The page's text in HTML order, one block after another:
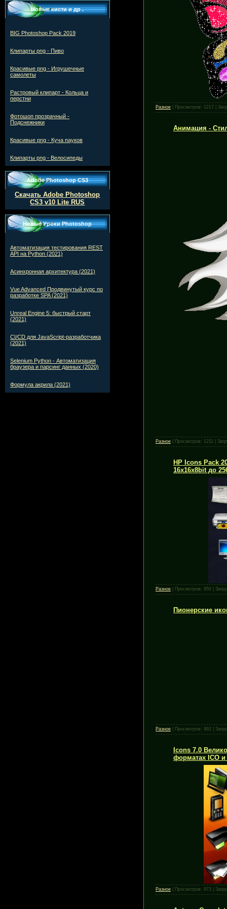
Новые кисти и др .
BIG Photoshop Pack 2019
Клипарты png - Пиво
Красивые png - Игрушечные
самолеты
Растровый клипарт - Кольца и
перстни
Фотошоп прозрачный -
Подснежники
Красивые png - Куча пауков
Клипарты png - Велосипеды
Adobe Photoshop CS3
Скачать Adobe Photoshop
CS3 v10 Lite RUS
Новые Уроки Photoshop
Автоматизация тестирования REST
API на Python (2021)
Асинхронная архитектура (2021)
Vue Advanced Продвинутый курс по
разработке SPA (2021)
Unreal Engine 5: быстрый старт
(2021)
CI/CD для JavaScript-разработчика
(2021)
Selenium Python - Автоматизация
браузера и парсинг данных (2020)
Формула акрила (2021)
Разное Просмотров: 1217
Анимация -
Разное Просмотров: 1211
HP Icons Pack
16х16х8bit до
Разное Просмотров: 950
Пионерские
Разное Просмотров: 992
Icons 7.0
форматах ICO и
Разное Просмотров: 973